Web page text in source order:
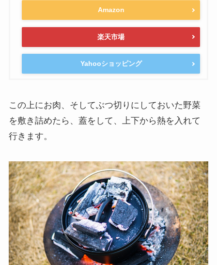
Amazon
楽天市場
Yahooショッピング
この上にお肉、そしてぶつ切りにしておいた野菜
を敷き詰めたら、蓋をして、上下から熱を入れて
行きます。